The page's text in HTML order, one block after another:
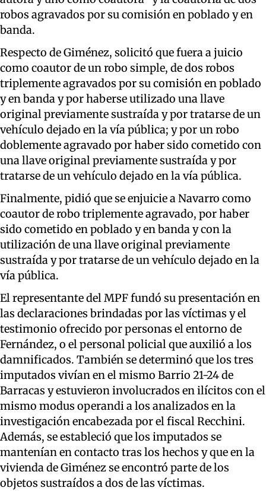
robos agravados por su comisión en poblado y en
banda.
Respecto de Giménez, solicitó que fuera a juicio
como coautor de un robo simple, de dos robos
triplemente agravados por su comisión en poblado
y en banda y por haberse utilizado una llave
original previamente sustraída y por tratarse de un
vehículo dejado en la vía pública; y por un robo
doblemente agravado por haber sido cometido con
una llave original previamente sustraída y por
tratarse de un vehículo dejado en la vía pública.
Finalmente, pidió que se enjuicie a Navarro como
coautor de robo triplemente agravado, por haber
sido cometido en poblado y en banda y con la
utilización de una llave original previamente
sustraída y por tratarse de un vehículo dejado en la
vía pública.
El representante del MPF fundó su presentación en
las declaraciones brindadas por las víctimas y el
testimonio ofrecido por personas el entorno de
Fernández, o el personal policial que auxilió a los
damnificados. También se determinó que los tres
imputados vivían en el mismo Barrio 21-24 de
Barracas y estuvieron involucrados en ilícitos con el
mismo modus operandi a los analizados en la
investigación encabezada por el fiscal Recchini.
Además, se estableció que los imputados se
mantenían en contacto tras los hechos y que en la
vivienda de Giménez se encontró parte de los
objetos sustraídos a dos de las víctimas.